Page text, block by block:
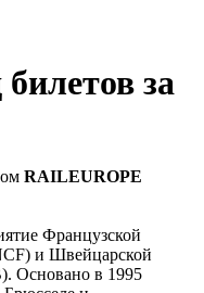
за
RAILEUROPE
Французской
и Швейцарской
Основано в 1995